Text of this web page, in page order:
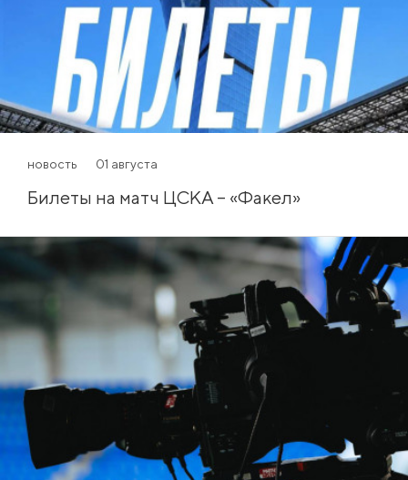
новость 01 августа
Билеты на матч ЦСКА – «Факел»